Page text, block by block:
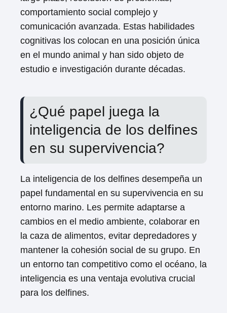
comportamiento social complejo y
comunicación avanzada. Estas habilidades
cognitivas los colocan en una posición única
en el mundo animal y han sido objeto de
estudio e investigación durante décadas.
¿Qué papel juega la
inteligencia de los delfines
en su supervivencia?
La inteligencia de los delfines desempeña un
papel fundamental en su supervivencia en su
entorno marino. Les permite adaptarse a
cambios en el medio ambiente, colaborar en
la caza de alimentos, evitar depredadores y
mantener la cohesión social de su grupo. En
un entorno tan competitivo como el océano, la
inteligencia es una ventaja evolutiva crucial
para los delfines.